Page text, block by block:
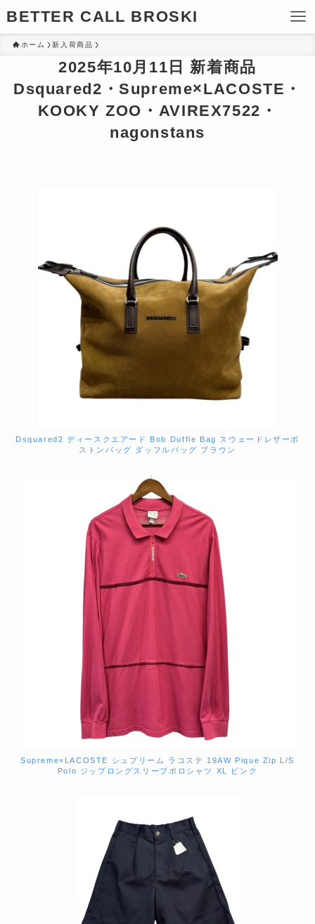
BETTER CALL BROSKI
ホーム 新入荷商品
2025年10月11日 新着商品
Dsquared2・Supreme×LACOSTE・
KOOKY ZOO・AVIREX7522・
nagonstans
Dsquared2 ディースクエアード Bob Duffle Bag スウェードレザーボ
ストンバッグ ダッフルバッグ ブラウン
Supreme×LACOSTE シュプリーム ラコステ 19AW Pique Zip L/S
Polo ジップロングスリーブポロシャツ XL ピンク